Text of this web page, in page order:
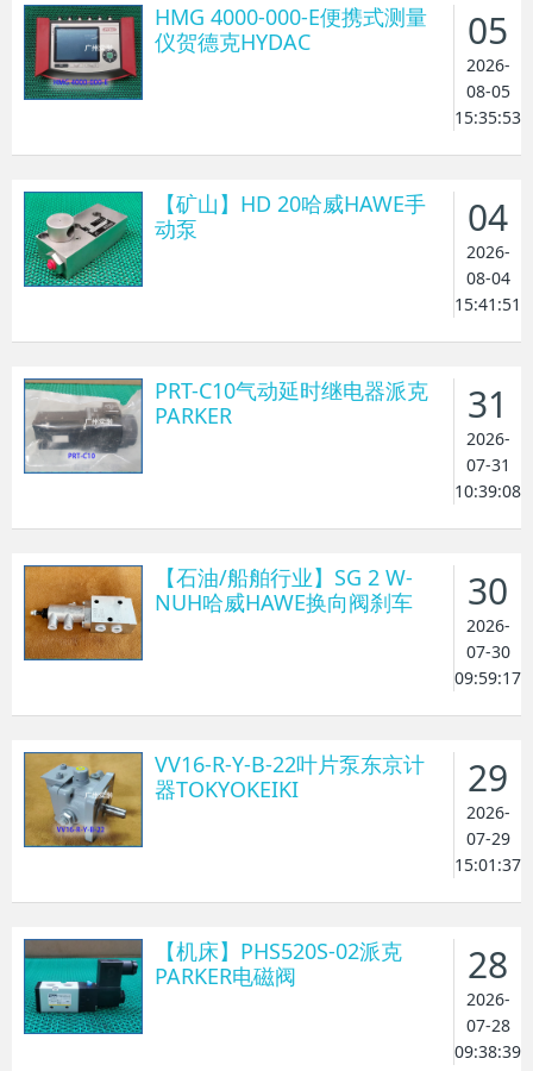
HMG 4000-000-E便携式测量
仪贺德克HYDAC
05
2026-
08-05
15:35:53
【矿山】HD 20哈威HAWE手
动泵
04
2026-
08-04
15:41:51
PRT-C10气动延时继电器派克
PARKER
31
2026-
07-31
10:39:08
【石油/船舶行业】SG 2 W-
NUH哈威HAWE换向阀刹车
30
2026-
07-30
09:59:17
VV16-R-Y-B-22叶片泵东京计
器TOKYOKEIKI
29
2026-
07-29
15:01:37
【机床】PHS520S-02派克
PARKER电磁阀
28
2026-
07-28
09:38:39